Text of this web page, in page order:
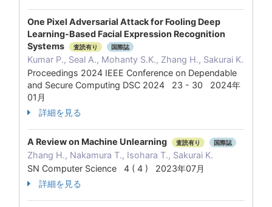
One Pixel Adversarial Attack for Fooling Deep
Learning-Based Facial Expression Recognition
Systems
査読有り 国際誌
Kumar P., Seal A., Mohanty S.K., Zhang H., Sakurai K.
Proceedings 2024 IEEE Conference on Dependable
and Secure Computing DSC 2024 23 - 30 2024年
01月
詳細を見る
A Review on Machine Unlearning 査読有り 国際誌
Zhang H., Nakamura T., Isohara T., Sakurai K.
SN Computer Science 4 ( 4 ) 2023年07月
詳細を見る